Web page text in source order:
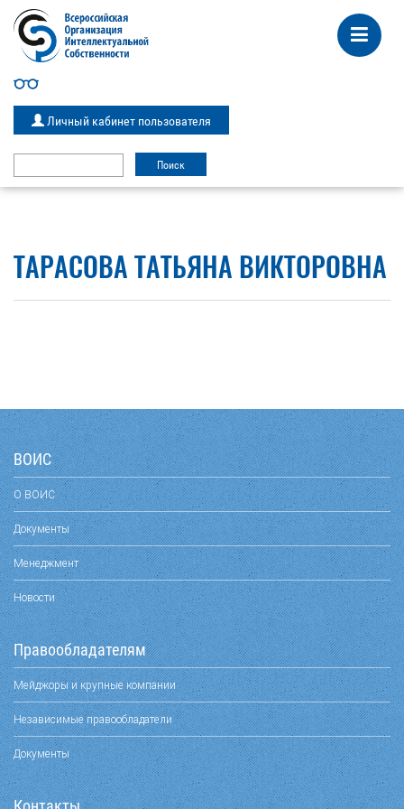
Личный кабинет пользователя
ТАРАСОВА ТАТЬЯНА ВИКТОРОВНА
ВОИС
О ВОИС
Документы
Менеджмент
Новости
Правообладателям
Мейджоры и крупные компании
Независимые правообладатели
Документы